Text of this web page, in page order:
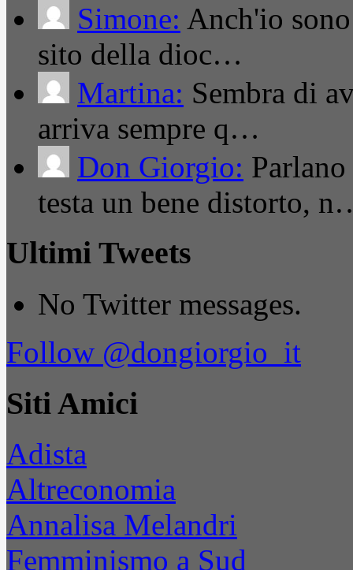
Simone: Anch'io
sito della dioc…
Martina: Sembra di
arriva sempre q…
Don Giorgio:
testa un bene distorto,
Ultimi Tweets
No Twitter messages.
Follow @dongiorgio_it
Siti Amici
Adista
Altreconomia
Annalisa Melandri
Femminismo a Sud